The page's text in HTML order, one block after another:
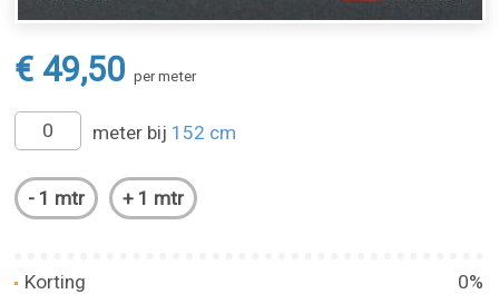
€ 49,50 per meter
meter bij 152 cm
Korting
0%